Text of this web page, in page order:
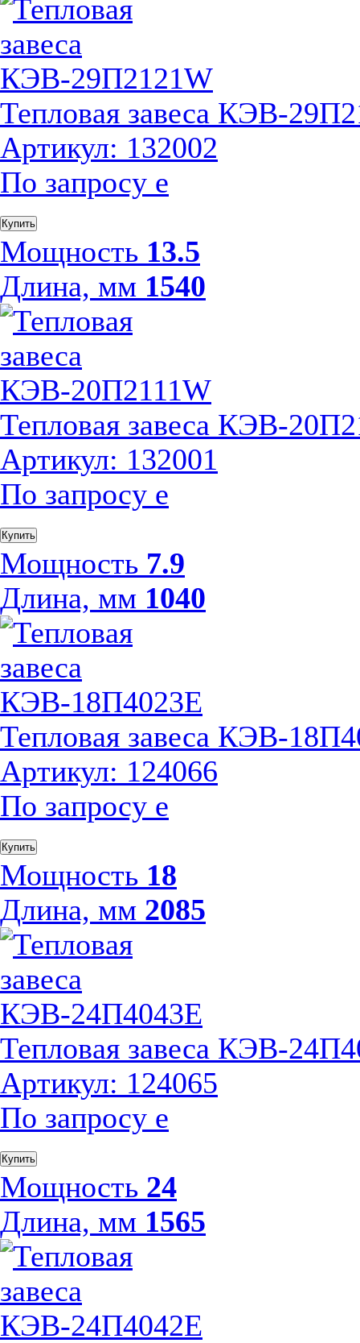
Тепловая завеса КЭВ-
Артикул: 132002
По запросу е
Купить
Мощность 13.5
Длина, мм 1540
Тепловая завеса КЭВ-
Артикул: 132001
По запросу е
Купить
Мощность 7.9
Длина, мм 1040
Тепловая завеса КЭВ-
Артикул: 124066
По запросу е
Купить
Мощность 18
Длина, мм 2085
Тепловая завеса КЭВ-
Артикул: 124065
По запросу е
Купить
Мощность 24
Длина, мм 1565